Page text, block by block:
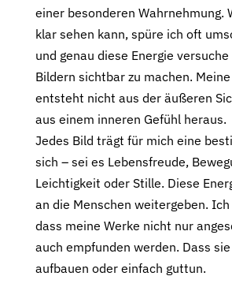
einer besonderen Wahrnehmung.
klar sehen kann, spüre ich oft
und genau diese Energie
Bildern sichtbar zu machen.
entsteht nicht aus der äußeren
aus einem inneren Gefühl heraus.
Jedes Bild trägt für mich eine
sich – sei es Lebensfreude,
Leichtigkeit oder Stille. Diese
an die Menschen weitergeben.
dass meine Werke nicht nur
auch empfunden werden. Dass
aufbauen oder einfach guttun.